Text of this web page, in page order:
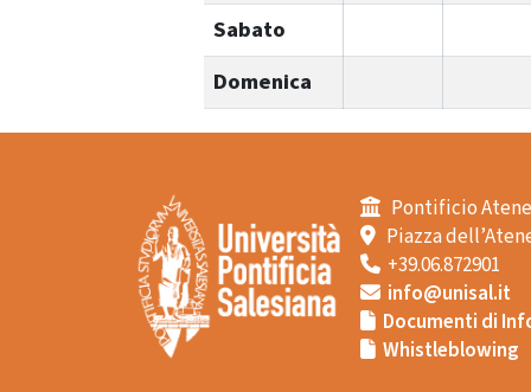
Sabato
Domenica
Pontificio
Piazza
+39.06.872901
info@unisal.it
Documenti di
Whistleblowing